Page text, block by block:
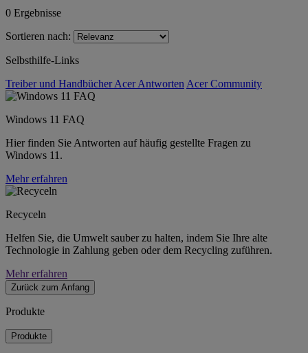
0 Ergebnisse
Sortieren nach:
Selbsthilfe-Links
Treiber und HandbücherAcer Antworten Acer Community
Windows 11 FAQ
Hier finden Sie Antworten auf häufig gestellte Fragen zu
Windows 11.
Mehr erfahren
Recyceln
Helfen Sie, die Umwelt sauber zu halten, indem Sie Ihre alte
Technologie in Zahlung geben oder dem Recycling zuführen.
Mehr erfahren
Zurück zum Anfang
Produkte
Produkte